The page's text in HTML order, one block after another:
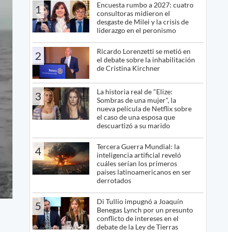
1
Encuesta rumbo a 2027: cuatro
consultoras midieron el
desgaste de Milei y la crisis de
liderazgo en el peronismo
2
Ricardo Lorenzetti se metió en
el debate sobre la inhabilitación
de Cristina Kirchner
3
La historia real de "Elize:
Sombras de una mujer", la
nueva película de Netflix sobre
el caso de una esposa que
descuartizó a su marido
4
Tercera Guerra Mundial: la
inteligencia artificial reveló
cuáles serían los primeros
países latinoamericanos en ser
derrotados
5
Di Tullio impugnó a Joaquín
Benegas Lynch por un presunto
conflicto de intereses en el
debate de la Ley de Tierras